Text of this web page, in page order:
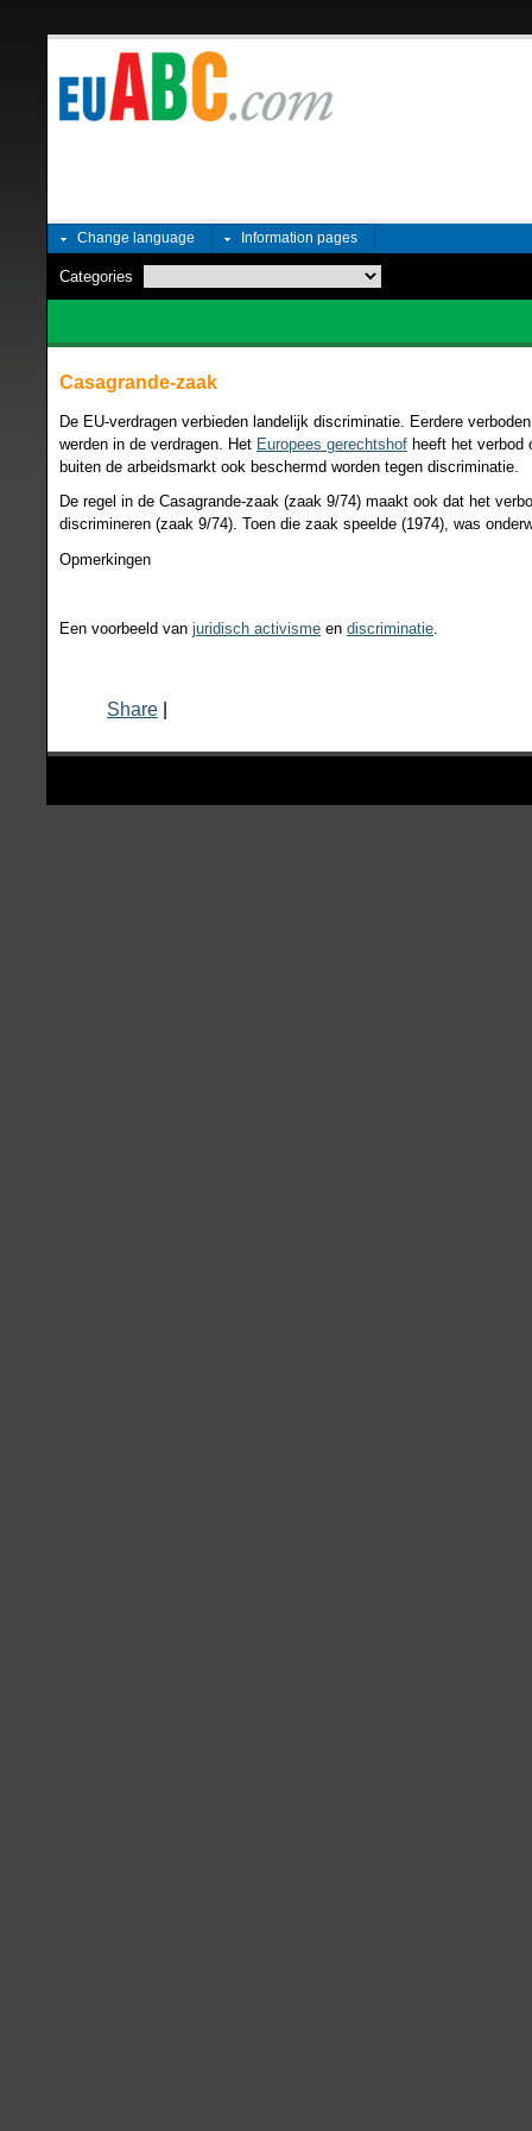
Change language Information pages
Categories
Casagrande-zaak
De EU-verdragen verbieden landelijk discriminatie. Eerdere
werden in de verdragen. Het Europees gerechtshof heeft het verbod
buiten de arbeidsmarkt ook beschermd worden tegen discriminatie.
De regel in de Casagrande-zaak (zaak 9/74) maakt ook dat het
discrimineren (zaak 9/74). Toen die zaak speelde (1974), was
Opmerkingen
Een voorbeeld van juridisch activisme en discriminatie.
Share